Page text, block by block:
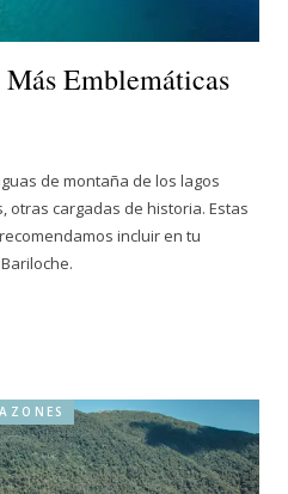
Emblemáticas
de montaña de los lagos
otras cargadas de historia. Estas
incluir en tu